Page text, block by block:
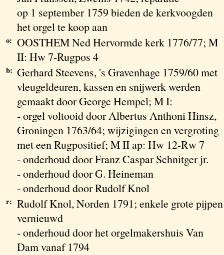
op 1 september 1759 bieden de kerkvoogden
het orgel te koop aan
o: OOSTHEM Ned Hervormde kerk 1776/77; M
II: Hw 7-Rugpos 4
b: Gerhard Steevens, 's Gravenhage 1759/60 met
vleugeldeuren, kassen en snijwerk werden
gemaakt door George Hempel; M I:
- orgel voltooid door Albertus Anthoni Hinsz,
Groningen 1763/64; wijzigingen en vergroting
met een Rugpositief; M II ap: Hw 12-Rw 7
- onderhoud door Franz Caspar Schnitger jr.
- onderhoud door G. Heineman
- onderhoud door Rudolf Knol
r: Rudolf Knol, Norden 1791; enkele grote pijpen
vernieuwd
- onderhoud door het orgelmakershuis Van
Dam vanaf 1794